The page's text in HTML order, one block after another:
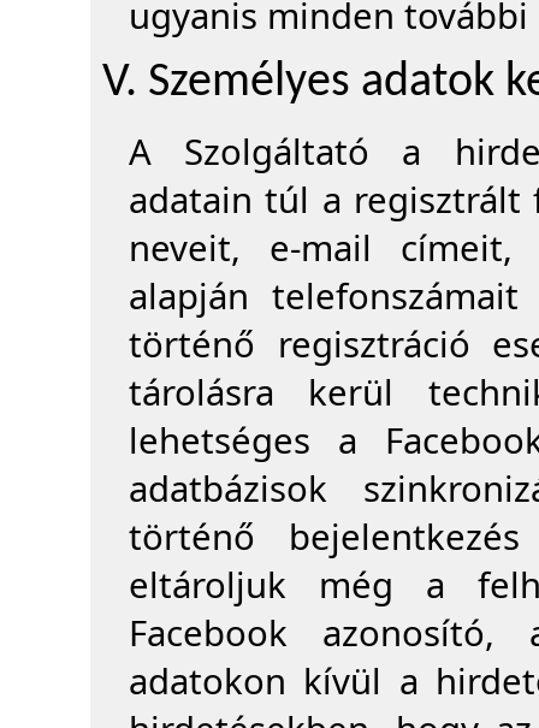
ugyanis minden
V. Személyes adatok
A Szolgáltató a
adatain túl a regisztrált
neveit, e-mail címeit,
alapján
történő regisztráció
tárolásra kerül
lehetséges a
adatbázisok
történő
eltároljuk még a
Facebook
adatokon kívül a